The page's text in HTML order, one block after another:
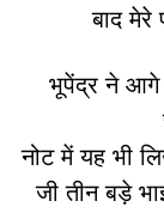
बाद मेरे
भूपेंद्र ने आगे
नोट में यह भी
जी तीन बड़े